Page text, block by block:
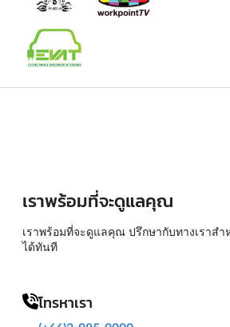
เราพร้อมที่จะดูแลคุณ
เราพร้อมที่จะดูแลคุณ ปรึกษากับทางเราส
ได้ทันที
โทรหาเรา